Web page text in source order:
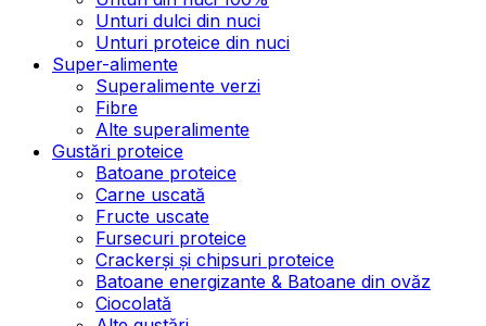
Unturi dulci din nuci
Unturi proteice din nuci
Super-alimente
Superalimente verzi
Fibre
Alte superalimente
Gustări proteice
Batoane proteice
Carne uscată
Fructe uscate
Fursecuri proteice
Crackerși și chipsuri proteice
Batoane energizante & Batoane din ovăz
Ciocolată